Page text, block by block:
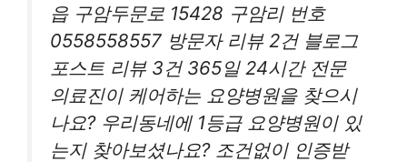
읍 구암두문로 15428 구암리 번호
0558558557 방문자 리뷰 2건 블로그
포스트 리뷰 3건 365일 24시간 전문
의료진이 케어하는 요양병원을 찾으시
나요? 우리동네에 1등급 요양병원이 있
는지 찾아보셨나요? 조건없이 인증받